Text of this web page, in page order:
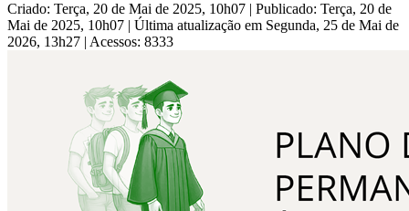
Criado: Terça, 20 de Mai de 2025, 10h07 | Publicado: Terça, 20 de
Mai de 2025, 10h07 | Última atualização em Segunda, 25 de Mai de
2026, 13h27 | Acessos: 8333